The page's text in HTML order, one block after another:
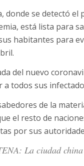
donde se detectó
está lista para
habitantes para
del nuevo
todos sus
de la
el resto de
por sus
La ciudad